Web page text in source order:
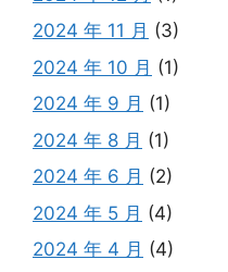
2024 年 11 月 (3)
2024 年 10 月 (1)
2024 年 9 月 (1)
2024 年 8 月 (1)
2024 年 6 月 (2)
2024 年 5 月 (4)
2024 年 4 月 (4)